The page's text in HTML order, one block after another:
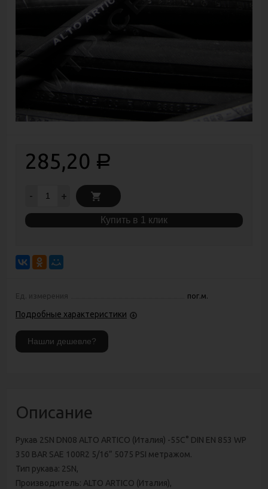
285,20 Р
- +
Купить в 1 клик
Ед. измерения пог.м.
Подробные характеристики
Описание
Рукав 2SN DN08 ALTO ARTICO (Италия) -55C° DIN EN 853 WP
350 BAR SAE 100R2 5/16” 5075 PSI метражом.
Тип рукава: 2SN,
Производитель: ALTO ARTICO (Италия),